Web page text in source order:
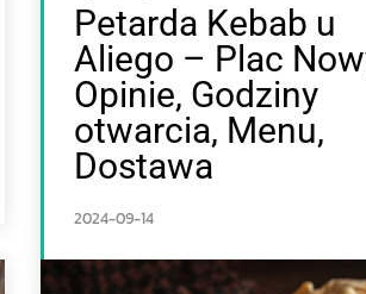
Petarda Kebab u
Aliego – Plac
Opinie, Godziny
otwarcia, Menu,
Dostawa
2024-09-14